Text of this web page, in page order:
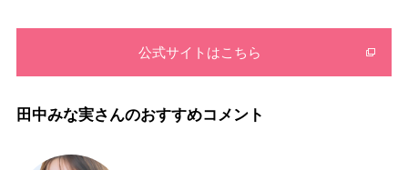
公式サイトはこちら
田中みな実さんのおすすめコメント